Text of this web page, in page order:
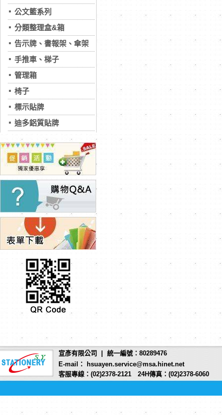
公文籃系列
分類整理盒&箱
告示牌、書報架、傘架
手推車、梯子
管理箱
椅子
標示貼牌
迪多鋁質貼牌
宣彥有限公司 | 統一編號：80289476
E-mail： hsuayen.service@msa.hinet.net
客服專線：(02)2378-2121 24H傳真：(02)2378-6060